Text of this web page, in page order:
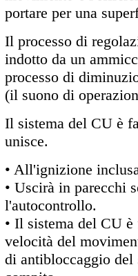
portare per una
Il processo di
indotto da un
processo di
(il suono di
Il sistema del CU è
unisce.
• All'ignizione
• Uscirà in parecchi
l'autocontrollo.
• Il sistema del CU
velocità del
di antibloccaggio